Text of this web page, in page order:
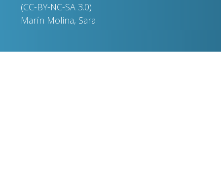
(CC-BY-NC-SA 3.0)
Marín Molina, Sara